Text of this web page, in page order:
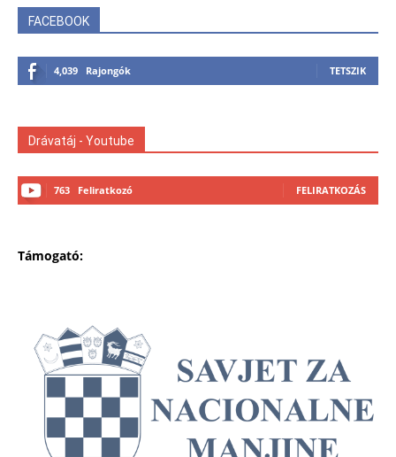
FACEBOOK
4,039 Rajongók TETSZIK
Drávatáj - Youtube
763 Feliratkozó FELIRATKOZÁS
Támogató: